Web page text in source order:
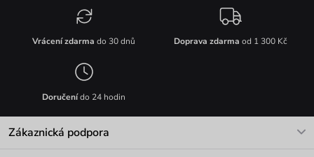
Vrácení zdarma do 30 dnů Doprava zdarma od 1 300 Kč
Doručenído 24 hodin
Zákaznická podpora